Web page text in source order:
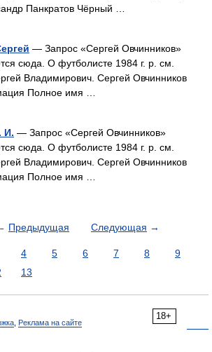
Панкратов Чёрный …
— Запрос «Сергей Овчинников»
сюда. О футболисте 1984 г. р. см.
Владимирович. Сергей Овчинников
Полное имя …
И. — Запрос «Сергей Овчинников»
сюда. О футболисте 1984 г. р. см.
Владимирович. Сергей Овчинников
Полное имя …
Предыдущая Следующая →
4 5 6 7 8
9
13
18+
Реклама на сайте